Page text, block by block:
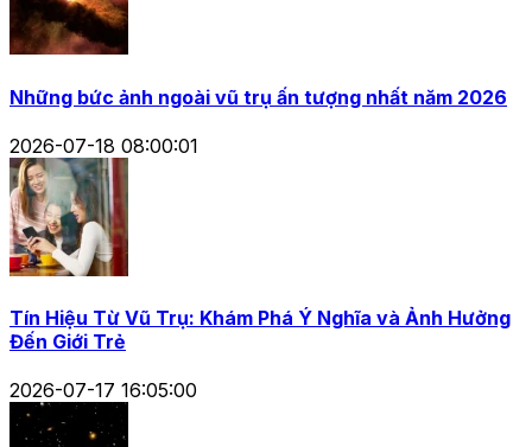
Những bức ảnh ngoài vũ trụ ấn tượng nhất năm 2026
2026-07-18 08:00:01
Tín Hiệu Từ Vũ Trụ: Khám Phá Ý Nghĩa và Ảnh Hưởng
Đến Giới Trẻ
2026-07-17 16:05:00